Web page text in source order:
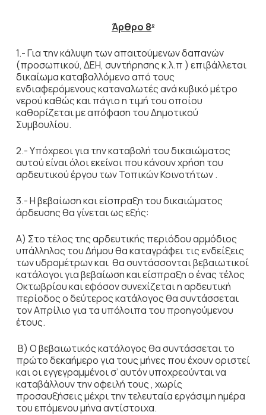
Άρθρο 8ο
1.- Για την κάλυψη των απαιτούμενων δαπανών
(προσωπικού, ΔΕΗ, συντήρησης κ.λ.π ) επιβάλλεται
δικαίωμα καταβαλλόμενο από τους
ενδιαφερόμενους καταναλωτές ανά κυβικό μέτρο
νερού καθώς και πάγιο η τιμή του οποίου
καθορίζεται με απόφαση του Δημοτικού
Συμβουλίου.
2.- Υπόχρεοι για την καταβολή του δικαιώματος
αυτού είναι όλοι εκείνοι που κάνουν χρήση του
αρδευτικού έργου των Τοπικών Κοινοτήτων .
3.- Η βεβαίωση και είσπραξη του δικαιώματος
άρδευσης θα γίνεται ως εξής:
Α) Στο τέλος της αρδευτικής περιόδου αρμόδιος
υπάλληλος του Δήμου θα καταγράφει τις ενδείξεις
των υδρομέτρων και θα συντάσσονται βεβαιωτικοί
κατάλογοι για βεβαίωση και είσπραξη ο ένας τέλος
Οκτωβρίου και εφόσον συνεχίζεται η αρδευτική
περίοδος ο δεύτερος κατάλογος θα συντάσσεται
τον Απρίλιο για τα υπόλοιπα του προηγούμενου
έτους.
Β) Ο βεβαιωτικός κατάλογος θα συντάσσεται το
πρώτο δεκαήμερο για τους μήνες που έχουν οριστεί
και οι εγγεγραμμένοι σ’ αυτόν υποχρεούνται να
καταβάλλουν την οφειλή τους , χωρίς
προσαυξήσεις μέχρι την τελευταία εργάσιμη ημέρα
του επόμενου μήνα αντίστοιχα.